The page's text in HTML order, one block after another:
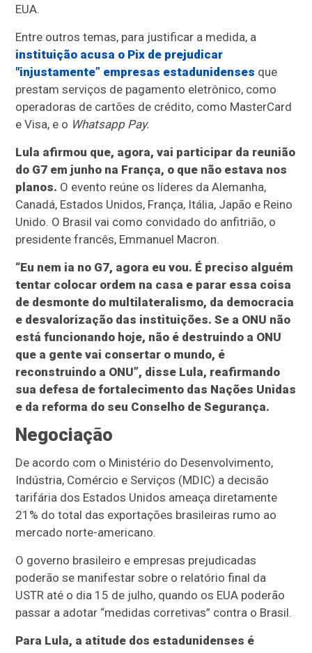
EUA.
Entre outros temas, para justificar a medida, a
instituição acusa o Pix de prejudicar
"injustamente” empresas estadunidenses que
prestam serviços de pagamento eletrônico, como
operadoras de cartões de crédito, como MasterCard
e Visa, e o Whatsapp Pay.
Lula afirmou que, agora, vai participar da reunião
do G7 em junho na França, o que não estava nos
planos. O evento reúne os líderes da Alemanha,
Canadá, Estados Unidos, França, Itália, Japão e Reino
Unido. O Brasil vai como convidado do anfitrião, o
presidente francês, Emmanuel Macron.
“Eu nem ia no G7, agora eu vou. É preciso alguém
tentar colocar ordem na casa e parar essa coisa
de desmonte do multilateralismo, da democracia
e desvalorização das instituições. Se a ONU não
está funcionando hoje, não é destruindo a ONU
que a gente vai consertar o mundo, é
reconstruindo a ONU”, disse Lula, reafirmando
sua defesa de fortalecimento das Nações Unidas
e da reforma do seu Conselho de Segurança.
Negociação
De acordo com o Ministério do Desenvolvimento,
Indústria, Comércio e Serviços (MDIC) a decisão
tarifária dos Estados Unidos ameaça diretamente
21% do total das exportações brasileiras rumo ao
mercado norte-americano.
O governo brasileiro e empresas prejudicadas
poderão se manifestar sobre o relatório final da
USTR até o dia 15 de julho, quando os EUA poderão
passar a adotar “medidas corretivas” contra o Brasil.
Para Lula, a atitude dos estadunidenses é